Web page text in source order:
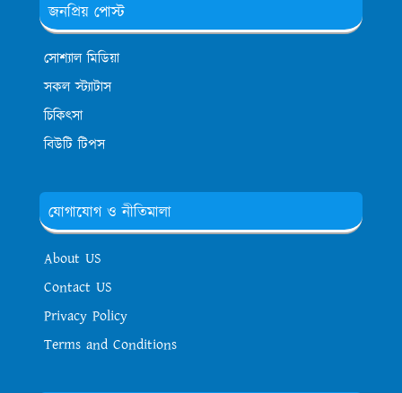
জনপ্রিয় পোস্ট
সোশ্যাল মিডিয়া
সকল স্ট্যাটাস
চিকিৎসা
বিউটি টিপস
যোগাযোগ ও নীতিমালা
About US
Contact US
Privacy Policy
Terms and Conditions